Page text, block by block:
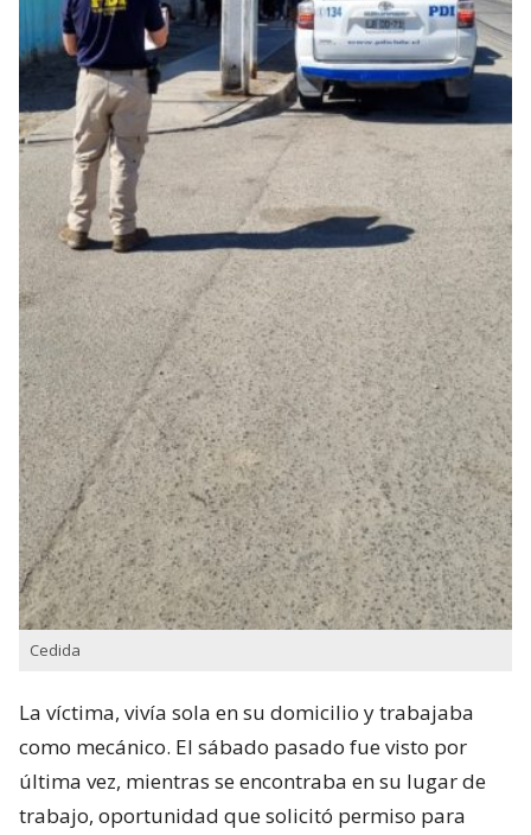
Cedida
La víctima, vivía sola en su domicilio y trabajaba
como mecánico. El sábado pasado fue visto por
última vez, mientras se encontraba en su lugar de
trabajo, oportunidad que solicitó permiso para